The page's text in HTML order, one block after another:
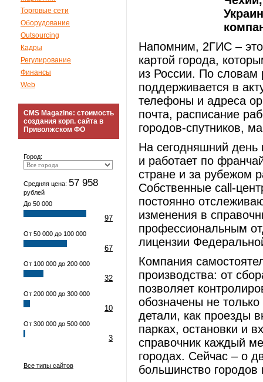
Торговые сети
Оборудование
Outsourcing
Кадры
Регулирование
Финансы
Web
CMS Magazine: стоимость
создания корп. сайта в
Приволжском ФО
Город:
Средняя цена: 57 958
рублей
До 50 000
97
От 50 000 до 100 000
67
От 100 000 до 200 000
32
От 200 000 до 300 000
10
От 300 000 до 500 000
3
Все типы сайтов
Напомним, 2ГИС – это
картой города,
из России. По словам
поддерживается в
телефоны и адреса
почта, расписание
городов-спутников,
На сегодняшний
и работает по
стране и за рубежом
Собственные call-
постоянно
изменения в
профессиональным
лицензии
Компания
производства: от
позволяет
обозначены не
детали, как проезды
парках, остановки и
справочник каждый
городах. Сейчас – о
большинство